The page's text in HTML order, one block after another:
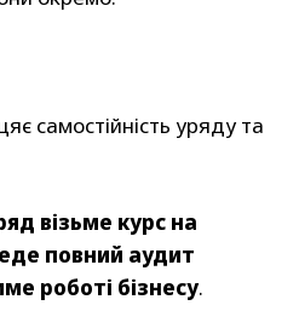
самостійність уряду та
візьме курс на
повний аудит
роботі бізнесу.